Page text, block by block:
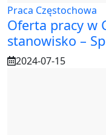
Praca Częstochowa
Oferta pracy w
stanowisko –
2024-07-15